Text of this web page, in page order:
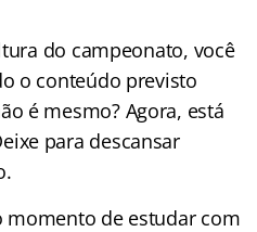
do campeonato, você
o conteúdo previsto
é mesmo? Agora, está
para descansar
momento de estudar com